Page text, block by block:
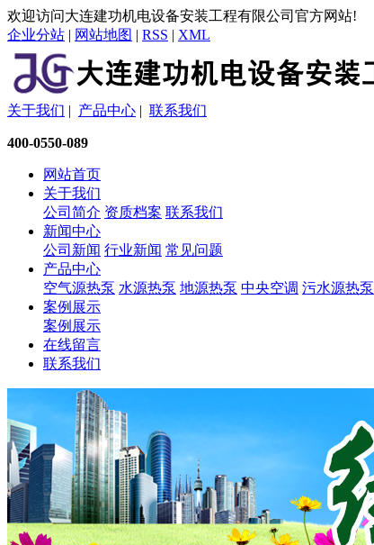
欢迎访问大连建功机电设备安装工程有限公司官方网站!
企业分站 | 网站地图 | RSS | XML
关于我们 | 产品中心 | 联系我们
400-0550-089
网站首页
关于我们
公司简介 资质档案 联系我们
新闻中心
公司新闻 行业新闻 常见问题
产品中心
空气源热泵 水源热泵 地源热泵 中央空调 污水源热泵
案例展示
案例展示
在线留言
联系我们